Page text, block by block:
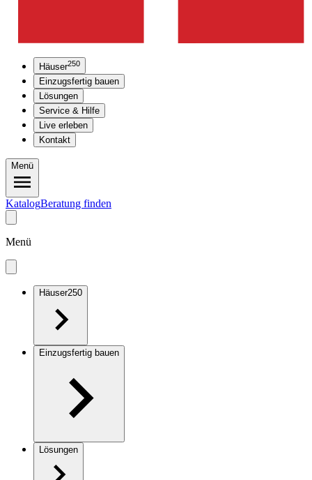
Häuser250
Einzugsfertig bauen
Lösungen
Service & Hilfe
Live erleben
Kontakt
Menü
KatalogBeratung finden
Menü
Häuser250
Einzugsfertig bauen
Lösungen